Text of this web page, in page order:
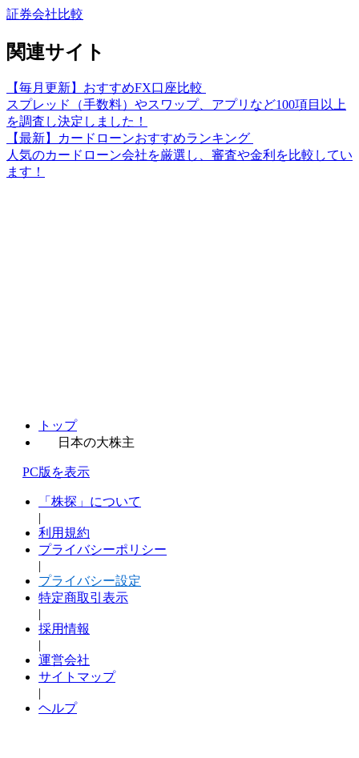
証券会社比較
関連サイト
【毎月更新】おすすめFX口座比較
スプレッド（手数料）やスワップ、アプリなど100項目以上
を調査し決定しました！
【最新】カードローンおすすめランキング
人気のカードローン会社を厳選し、審査や金利を比較してい
ます！
トップ
日本の大株主
PC版を表示
「株探」について
|
利用規約
プライバシーポリシー
|
プライバシー設定
特定商取引表示
|
採用情報
|
運営会社
サイトマップ
|
ヘルプ